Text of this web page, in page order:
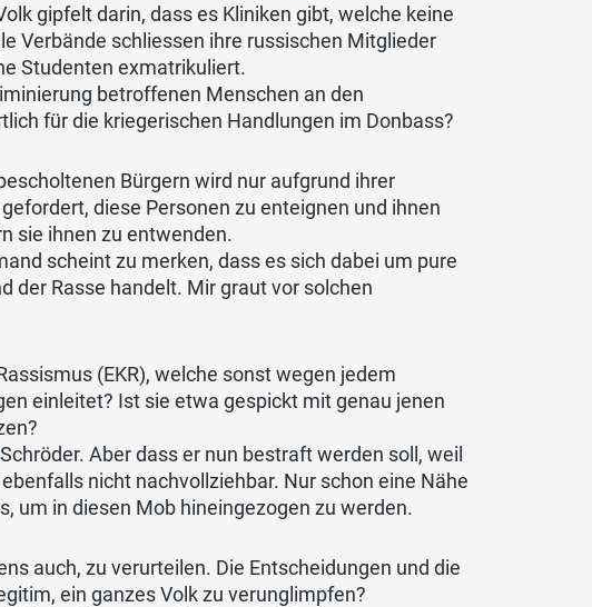
gipfelt darin, dass es Kliniken gibt, welche keine
Verbände schliessen ihre russischen Mitglieder
Studenten exmatrikuliert.
betroffenen Menschen an den
für die kriegerischen Handlungen im Donbass?
Bürgern wird nur aufgrund ihrer
diese Personen zu enteignen und ihnen
sie ihnen zu entwenden.
scheint zu merken, dass es sich dabei um pure
der Rasse handelt. Mir graut vor solchen
(EKR), welche sonst wegen jedem
einleitet? Ist sie etwa gespickt mit genau jenen
Aber dass er nun bestraft werden soll, weil
nicht nachvollziehbar. Nur schon eine Nähe
um in diesen Mob hineingezogen zu werden.
auch, zu verurteilen. Die Entscheidungen und die
ein ganzes Volk zu verunglimpfen?